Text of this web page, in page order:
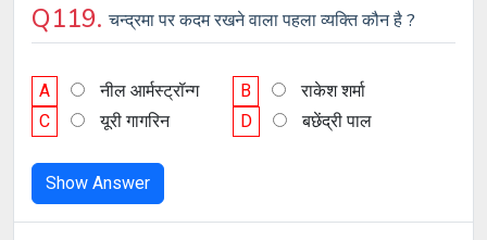
Q119.चन्द्रमा पर कदम रखने वाला पहला व्यक्ति कौन है ?
A नील आर्मस्‍ट्रॉन्‍ग B
राकेश शर्मा
C
यूरी गागरिन D बछेंद्री पाल
Show Answer